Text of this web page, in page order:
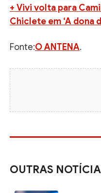
+ Vivi volta para
Chiclete em ‘A dona
Fonte:O ANTENA.
OUTRAS